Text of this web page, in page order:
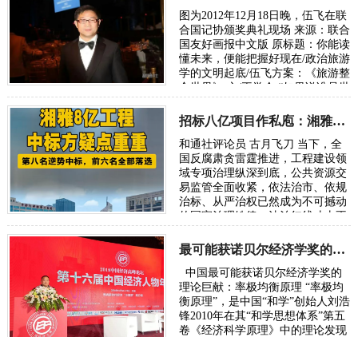
图为2012年12月18日晚，伍飞在联
合国记协颁奖典礼现场 来源：联合
国友好画报中文版 原标题：你能读
懂未来，便能把握好现在/政治旅游
学的文明起底/伍飞方案：《旅游整
合世界》 文/王学会 “如果说谁是世
人…
招标八亿项目作私庖：湘雅二院基建招标怪弊多
和通社评论员 古月飞刀 当下，全
国反腐肃贪雷霆推进，工程建设领
域专项治理纵深到底，公共资源交
易监管全面收紧，依法治市、依规
治标、从严治权已然成为不可撼动
的国家治理铁律。法治红线寸土不
国有资产…
最可能获诺贝尔经济学奖的理论巨献：率极均衡原理
中国最可能获诺贝尔经济学奖的
理论巨献：率极均衡原理 “率极均
衡原理”，是中国“和学”创始人刘浩
锋2010年在其“和学思想体系”第五
卷《经济科学原理》中的理论发现